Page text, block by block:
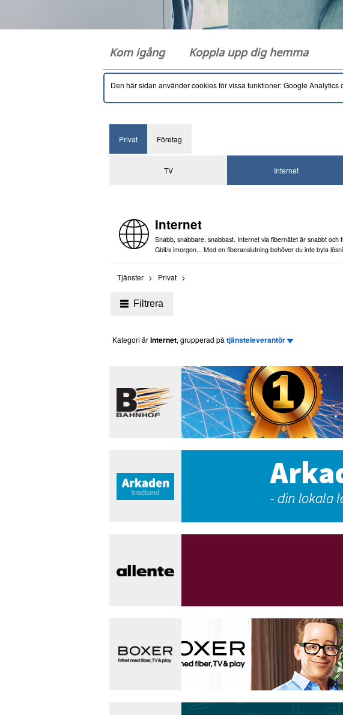
Kom igång Koppla upp dig hemma
Den här sidan använder cookies för vissa funktioner: Google Analytics
Privat Företag
TV Internet
Internet
Snabb, snabbare, snabbast. Internet via fibernätet är snabbt
Gbit/s imorgon... Med en fiberanslutning behöver du inte byta
Tjänster Privat
Filtrera
Kategori ärInternet, grupperad på tjänsteleverantör